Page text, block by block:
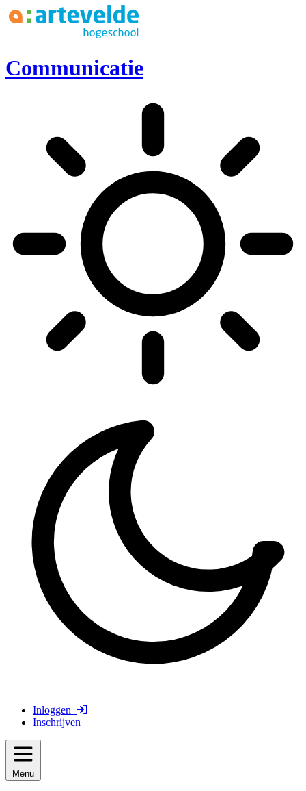
Ga naar inhoud
Communicatie
Inloggen
Inschrijven
Menu